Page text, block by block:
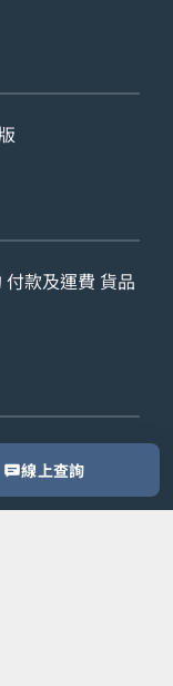
付款及運費 貨品
，或索取公司／
線上查詢